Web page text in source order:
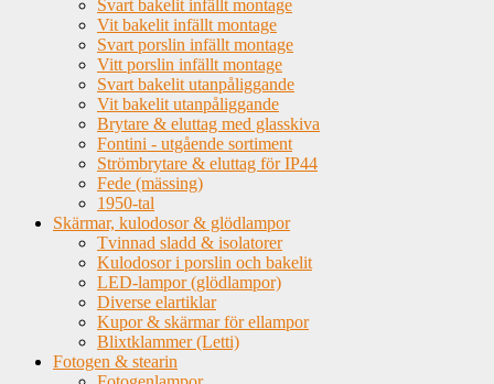
Svart bakelit infällt montage
Vit bakelit infällt montage
Svart porslin infällt montage
Vitt porslin infällt montage
Svart bakelit utanpåliggande
Vit bakelit utanpåliggande
Brytare & eluttag med glasskiva
Fontini - utgående sortiment
Strömbrytare & eluttag för IP44
Fede (mässing)
1950-tal
Skärmar, kulodosor & glödlampor
Tvinnad sladd & isolatorer
Kulodosor i porslin och bakelit
LED-lampor (glödlampor)
Diverse elartiklar
Kupor & skärmar för ellampor
Blixtklammer (Letti)
Fotogen & stearin